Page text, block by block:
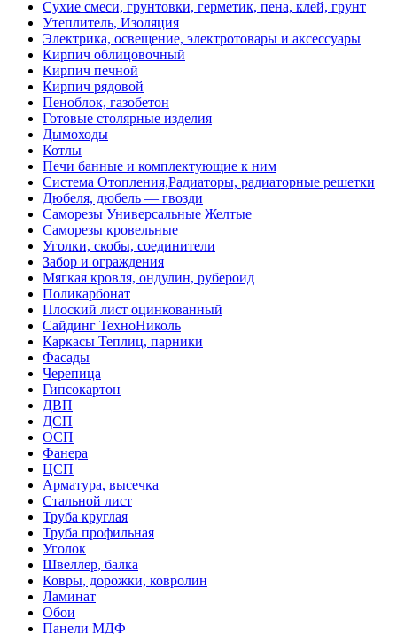
Сухие смеси, грунтовки, герметик, пена, клей, грунт
Утеплитель, Изоляция
Электрика, освещение, электротовары и аксессуары
Кирпич облицовочный
Кирпич печной
Кирпич рядовой
Пеноблок, газобетон
Готовые столярные изделия
Дымоходы
Котлы
Печи банные и комплектующие к ним
Система Отопления,Радиаторы, радиаторные решетки
Дюбеля, дюбель — гвозди
Саморезы Универсальные Желтые
Саморезы кровельные
Уголки, скобы, соединители
Забор и ограждения
Мягкая кровля, ондулин, рубероид
Поликарбонат
Плоский лист оцинкованный
Сайдинг ТехноНиколь
Каркасы Теплиц, парники
Фасады
Черепица
Гипсокартон
ДВП
ДСП
ОСП
Фанера
ЦСП
Арматура, высечка
Стальной лист
Труба круглая
Труба профильная
Уголок
Швеллер, балка
Ковры, дорожки, ковролин
Ламинат
Обои
Панели МДФ